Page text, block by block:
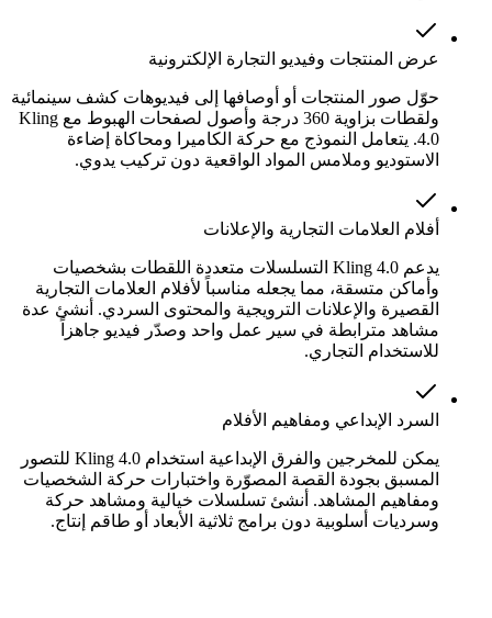
عرض المنتجات وفيديو التجارة الإلكترونية
حوّل صور المنتجات أو أوصافها إلى فيديوهات كشف سينمائية
ولقطات بزاوية 360 درجة وأصول لصفحات الهبوط مع Kling
4.0. يتعامل النموذج مع حركة الكاميرا ومحاكاة إضاءة
الاستوديو وملامس المواد الواقعية دون تركيب يدوي.
أفلام العلامات التجارية والإعلانات
يدعم Kling 4.0 التسلسلات متعددة اللقطات بشخصيات
وأماكن متسقة، مما يجعله مناسباً لأفلام العلامات التجارية
القصيرة والإعلانات الترويجية والمحتوى السردي. أنشئ عدة
مشاهد مترابطة في سير عمل واحد وصدّر فيديو جاهزاً
للاستخدام التجاري.
السرد الإبداعي ومفاهيم الأفلام
يمكن للمخرجين والفرق الإبداعية استخدام Kling 4.0 للتصور
المسبق بجودة القصة المصوّرة واختبارات حركة الشخصيات
ومفاهيم المشاهد. أنشئ تسلسلات خيالية ومشاهد حركة
وسرديات أسلوبية دون برامج ثلاثية الأبعاد أو طاقم إنتاج.